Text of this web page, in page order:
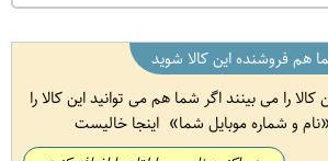
هم فروشنده این کالا شوید
را می بینند اگر شما هم می توانید این کالا را
نام و شماره موبایل شما اینجا خالیست